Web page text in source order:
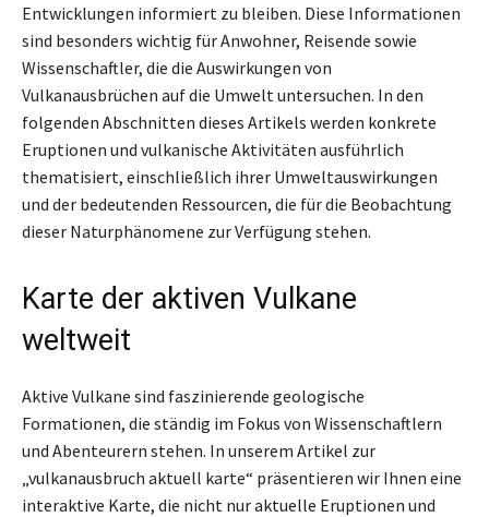
Entwicklungen informiert zu bleiben. Diese Informationen
sind besonders wichtig für Anwohner, Reisende sowie
Wissenschaftler, die die Auswirkungen von
Vulkanausbrüchen auf die Umwelt untersuchen. In den
folgenden Abschnitten dieses Artikels werden konkrete
Eruptionen und vulkanische Aktivitäten ausführlich
thematisiert, einschließlich ihrer Umweltauswirkungen
und der bedeutenden Ressourcen, die für die Beobachtung
dieser Naturphänomene zur Verfügung stehen.
Karte der aktiven Vulkane
weltweit
Aktive Vulkane sind faszinierende geologische
Formationen, die ständig im Fokus von Wissenschaftlern
und Abenteurern stehen. In unserem Artikel zur
„vulkanausbruch aktuell karte“ präsentieren wir Ihnen eine
interaktive Karte, die nicht nur aktuelle Eruptionen und